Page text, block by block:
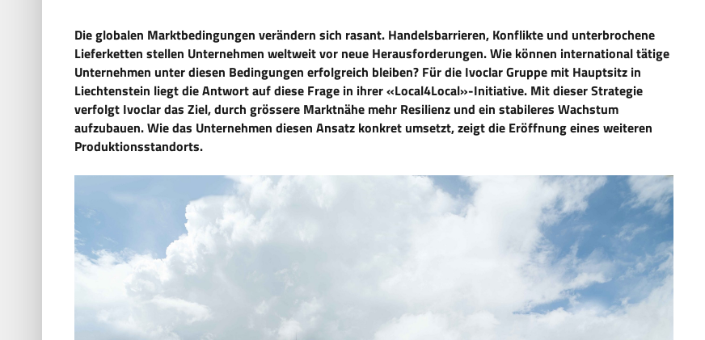
Die globalen Marktbedingungen verändern sich rasant. Handelsbarrieren, Konflikte und unterbrochene
Lieferketten stellen Unternehmen weltweit vor neue Herausforderungen. Wie können international tätige
Unternehmen unter diesen Bedingungen erfolgreich bleiben? Für die Ivoclar Gruppe mit Hauptsitz in
Liechtenstein liegt die Antwort auf diese Frage in ihrer «Local4Local»-Initiative. Mit dieser Strategie
verfolgt Ivoclar das Ziel, durch grössere Marktnähe mehr Resilienz und ein stabileres Wachstum
aufzubauen. Wie das Unternehmen diesen Ansatz konkret umsetzt, zeigt die Eröffnung eines weiteren
Produktionsstandorts.